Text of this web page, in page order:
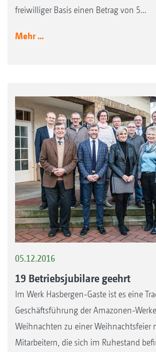
freiwilliger Basis einen Betrag von 5...
Mehr ...
05.12.2016
19 Betriebsjubilare geehrt
Im Werk Hasbergen-Gaste ist es eine
Geschäftsführung der Amazonen-
Weihnachten zu einer Weihnachtsfeier
Mitarbeitern, die sich im Ruhestand